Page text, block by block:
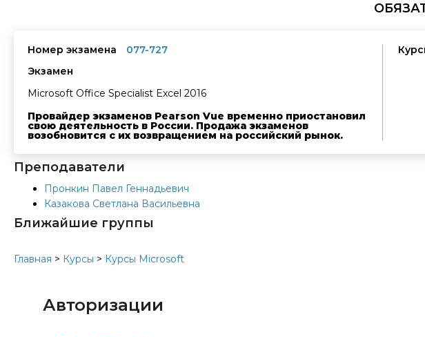
Номер экзамена
077-727
Экзамен
Microsoft Office Specialist Excel 2016
Провайдер экзаменов Pearson Vue временно приостановил
свою деятельность в России. Продажа экзаменов
возобновится с их возвращением на российский рынок.
Преподаватели
Пронкин Павел Геннадьевич
Казакова Светлана Васильевна
Ближайшие группы
Главная > Курсы > Курсы Microsoft
Авторизации